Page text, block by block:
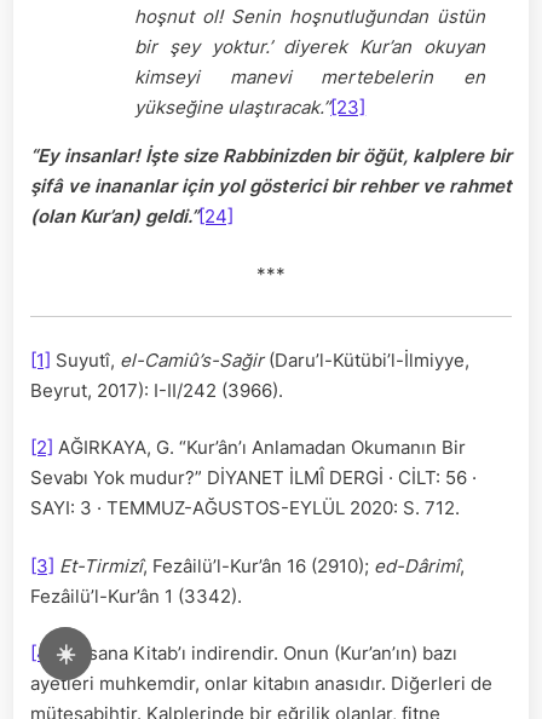
☀️
hoşnut ol! Senin hoşnutluğundan üstün
bir şey yoktur.’ diyerek Kur’an okuyan
kimseyi manevi mertebelerin en
yükseğine ulaştıracak.”[23]
“Ey insanlar! İşte size Rabbinizden bir öğüt, kalplere bir
şifâ ve inananlar için yol gösterici bir rehber ve rahmet
(olan Kur’an) geldi.”[24]
***
[1] Suyutî, el-Camiû’s-Sağir(Daru’l-Kütübi’l-İlmiyye,
Beyrut, 2017): I-II/242 (3966).
[2] AĞIRKAYA, G. “Kur’ân’ı Anlamadan Okumanın Bir
Sevabı Yok mudur?” DİYANET İLMÎ DERGİ · CİLT: 56 ·
SAYI: 3 · TEMMUZ-AĞUSTOS-EYLÜL 2020: S. 712.
[3] Et-Tirmizî, Fezâilü’l-Kur’ân 16 (2910); ed-Dârimî,
Fezâilü’l-Kur’ân 1 (3342).
[4]
“O, sana Kitab’ı indirendir. Onun (Kur’an’ın) bazı
ayetleri muhkemdir, onlar kitabın anasıdır. Diğerleri de
müteşabihtir. Kalplerinde bir eğrilik olanlar, fitne